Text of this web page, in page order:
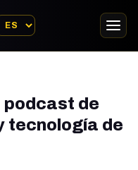
de
tecnología de